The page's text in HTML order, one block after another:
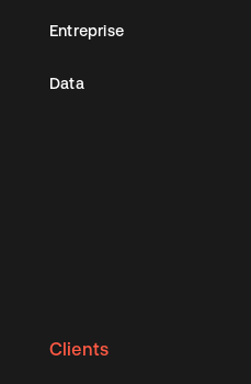
Entreprise
Data
Clients